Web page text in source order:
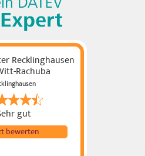
Recklinghausen
Rachuba
gut
bewerten